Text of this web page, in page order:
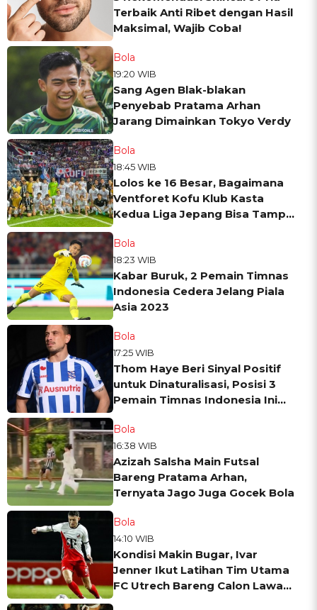
Terbaik Anti Ribet dengan Hasil
Maksimal, Wajib Coba!
Bola
19:20 WIB
Sang Agen Blak-blakan
Penyebab Pratama Arhan
Jarang Dimainkan Tokyo Verdy
Bola
18:45 WIB
Lolos ke 16 Besar, Bagaimana
Ventforet Kofu Klub Kasta
Kedua Liga Jepang Bisa Tampil
Bola
18:23 WIB
Kabar Buruk, 2 Pemain Timnas
Indonesia Cedera Jelang Piala
Asia 2023
Bola
17:25 WIB
Thom Haye Beri Sinyal Positif
untuk Dinaturalisasi, Posisi 3
Pemain Timnas Indonesia Ini
Bola
16:38 WIB
Azizah Salsha Main Futsal
Bareng Pratama Arhan,
Ternyata Jago Juga Gocek Bola
Bola
14:10 WIB
Kondisi Makin Bugar, Ivar
Jenner Ikut Latihan Tim Utama
FC Utrech Bareng Calon Lawan